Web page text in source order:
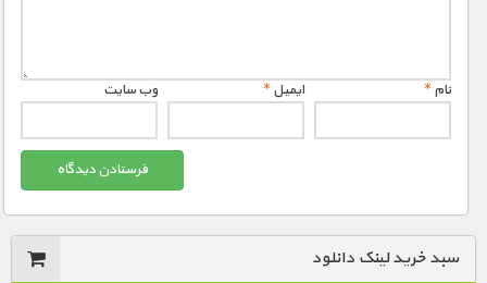
نام* ایمیل* وب‌ سایت
سبد خرید لینک دانلود